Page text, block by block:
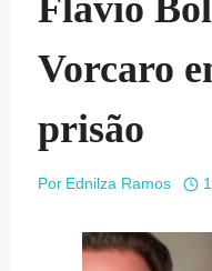
Vorcaro
prisão
Por Ednilza Ramos